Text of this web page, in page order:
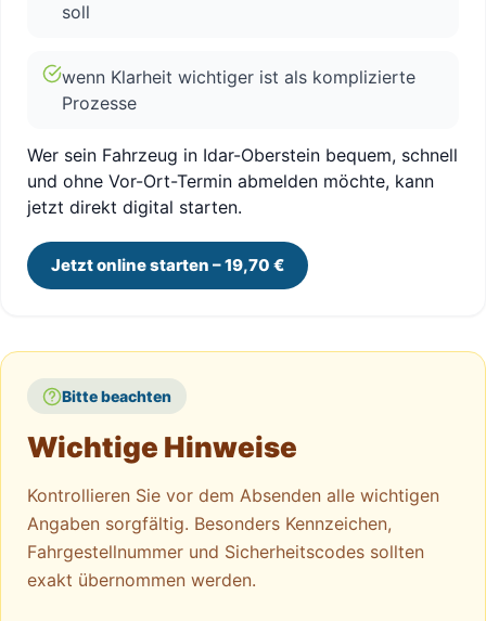
soll
wenn Klarheit wichtiger ist als komplizierte
Prozesse
Wer sein Fahrzeug in Idar-Oberstein bequem, schnell
und ohne Vor-Ort-Termin abmelden möchte, kann
jetzt direkt digital starten.
Jetzt online starten – 19,70 €
Bitte beachten
Wichtige Hinweise
Kontrollieren Sie vor dem Absenden alle wichtigen
Angaben sorgfältig. Besonders Kennzeichen,
Fahrgestellnummer und Sicherheitscodes sollten
exakt übernommen werden.